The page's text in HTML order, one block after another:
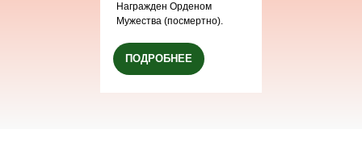
Награжден Орденом
Мужества (посмертно).
ПОДРОБНЕЕ